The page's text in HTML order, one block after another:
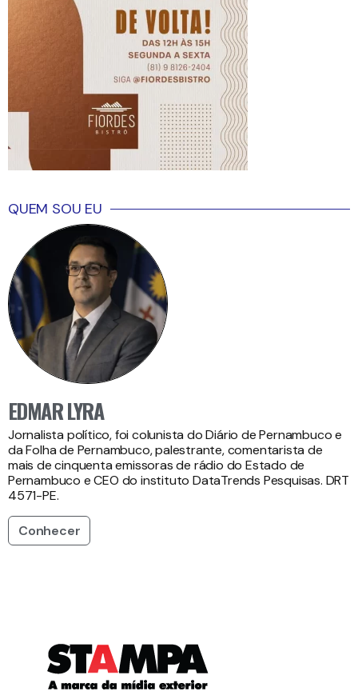
QUEM SOU EU
EDMAR LYRA
Jornalista político, foi colunista do Diário de Pernambuco e
da Folha de Pernambuco, palestrante, comentarista de
mais de cinquenta emissoras de rádio do Estado de
Pernambuco e CEO do instituto DataTrends Pesquisas. DRT
4571-PE.
Conhecer